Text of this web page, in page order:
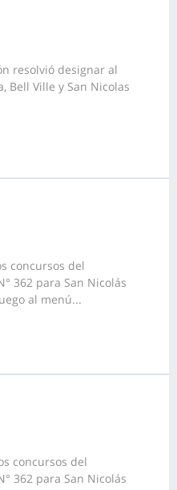
resolvió designar al
Bell Ville y San Nicolas
concursos del
362 para San Nicolás
al menú...
concursos del
362 para San Nicolás